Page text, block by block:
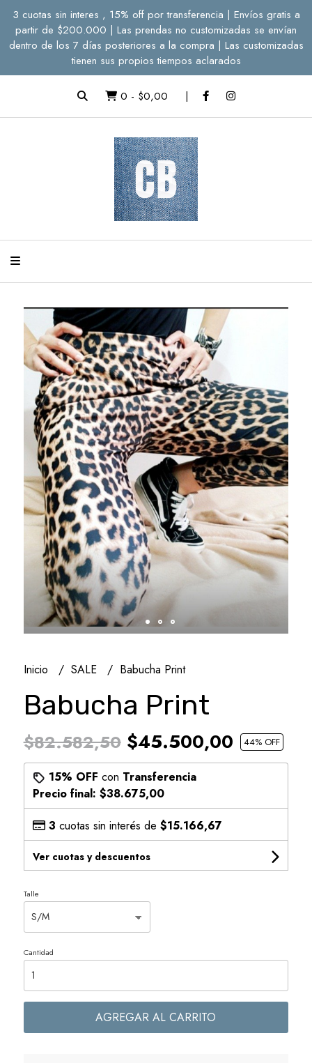
3 cuotas sin interes , 15% off por transferencia | Envíos gratis a
partir de $200.000 | Las prendas no customizadas se envían
dentro de los 7 días posteriores a la compra | Las customizadas
tienen sus propios tiempos aclarados
0 - $0,00
Inicio SALE Babucha Print
Babucha Print
$82.582,50$45.500,00 44% OFF
15% OFF con Transferencia
Precio final: $38.675,00
3 cuotas sin interés de $15.166,67
Ver cuotas y descuentos
Talle
Cantidad
AGREGAR AL CARRITO